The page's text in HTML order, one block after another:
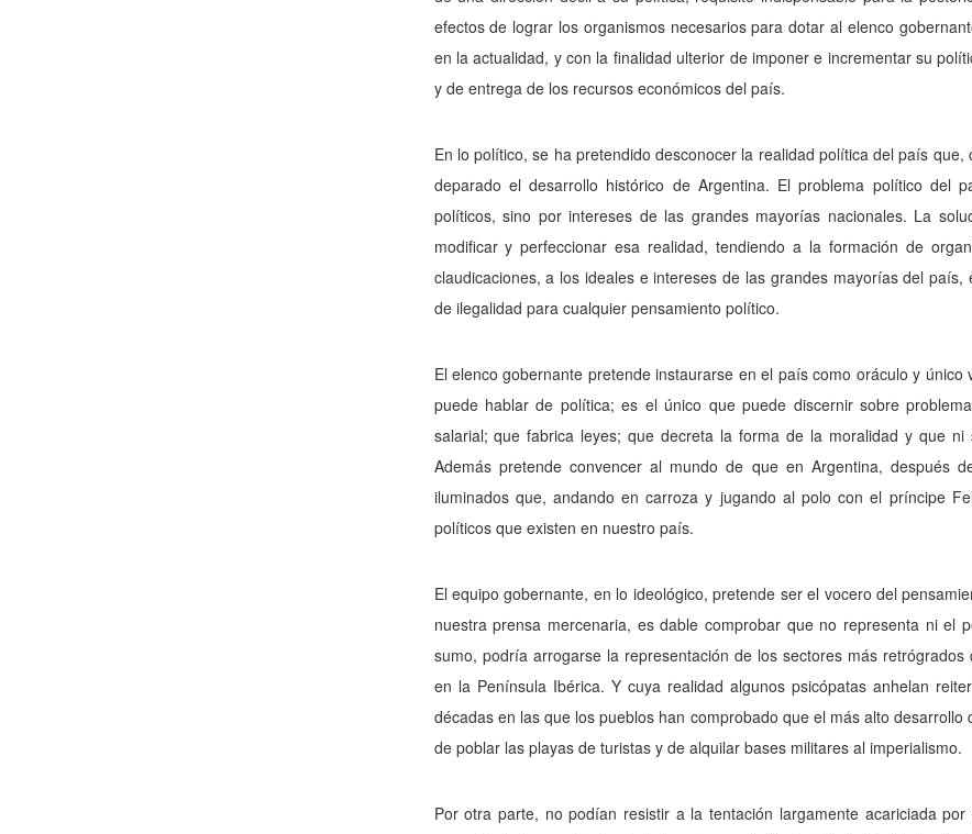
efectos de lograr los organismos necesarios para dotar al elenco
en la actualidad, y con la finalidad ulterior de imponer e incrementar su
y de entrega de los recursos económicos del país.
En lo político, se ha pretendido desconocer la realidad política del país
deparado el desarrollo histórico de Argentina. El problema político del
políticos, sino por intereses de las grandes mayorías nacionales. La
modificar y perfeccionar esa realidad, tendiendo a la formación de
claudicaciones, a los ideales e intereses de las grandes mayorías del
de ilegalidad para cualquier pensamiento político.
El elenco gobernante pretende instaurarse en el país como oráculo y
puede hablar de política; es el único que puede discernir sobre
salarial; que fabrica leyes; que decreta la forma de la moralidad y que
Además pretende convencer al mundo de que en Argentina,
iluminados que, andando en carroza y jugando al polo con el príncipe
políticos que existen en nuestro país.
El equipo gobernante, en lo ideológico, pretende ser el vocero del
nuestra prensa mercenaria, es dable comprobar que no representa ni el
sumo, podría arrogarse la representación de los sectores más
en la Península Ibérica. Y cuya realidad algunos psicópatas anhelan
décadas en las que los pueblos han comprobado que el más alto
de poblar las playas de turistas y de alquilar bases militares al imperialismo.
Por otra parte, no podían resistir a la tentación largamente acariciada